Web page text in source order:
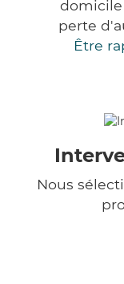
perte
Être
Nous